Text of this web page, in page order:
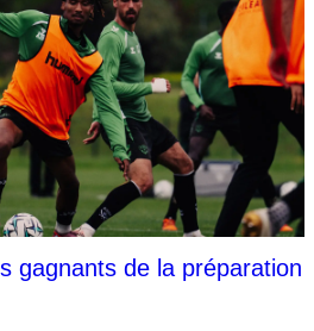
gagnants de la préparation